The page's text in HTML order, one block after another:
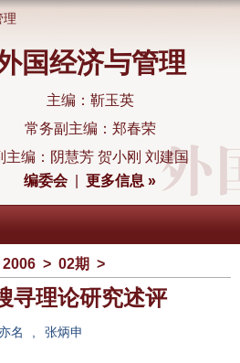
理
国经济与管理
主编：靳玉英
常务副主编：郑春荣
主编：阴慧芳 贺小刚 刘建国
编委会|更多信息 »
2006 > 02期 >
寻理论研究述评
名 张炳申